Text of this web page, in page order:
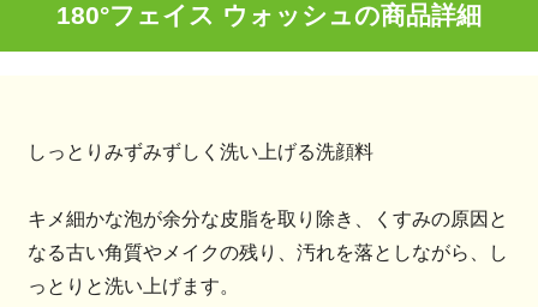
180°フェイス ウォッシュの商品詳細
しっとりみずみずしく洗い上げる洗顔料
キメ細かな泡が余分な皮脂を取り除き、くすみの原因と
なる古い角質やメイクの残り、汚れを落としながら、し
っとりと洗い上げます。